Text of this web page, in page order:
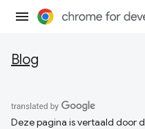
Blog
Deze pagina is vertaald door